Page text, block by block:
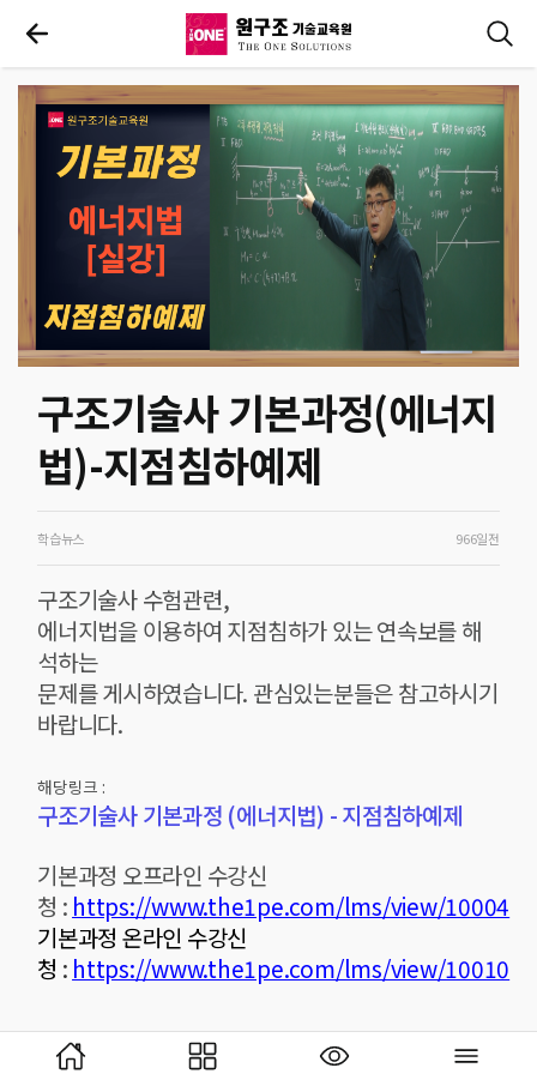
구조기술사 기본과정(에너지
법)-지점침하예제
학습뉴스 966일전
구조기술사 수험관련,
에너지법을 이용하여 지점침하가 있는 연속보를 해
석하는
문제를 게시하였습니다. 관심있는분들은 참고하시기
바랍니다.
해당링크 :
구조기술사 기본과정 (에너지법) - 지점침하예제
기본과정 오프라인 수강신
청 : https://www.the1pe.com/lms/view/10004
기본과정 온라인 수강신
청 : https://www.the1pe.com/lms/view/10010